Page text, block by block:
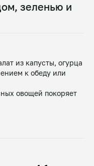
зеленью и
из капусты, огурца
к обеду или
овощей покоряет
меню,
— основа салата,
Молодая